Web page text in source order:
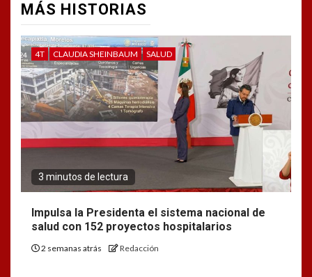
MÁS HISTORIAS
4T CLAUDIA SHEINBAUM SALUD
3 minutos de lectura
Impulsa la Presidenta el sistema nacional de
salud con 152 proyectos hospitalarios
2 semanas atrás Redacción